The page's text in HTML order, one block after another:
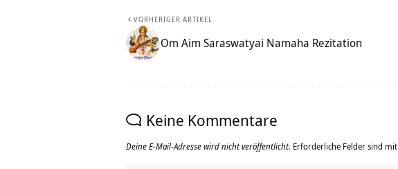
VORHERIGER ARTIKEL
Om Aim Saraswatyai Namaha Rezitation
Keine Kommentare
Deine E-Mail-Adresse wird nicht veröffentlicht. Erforderliche Felder sind mit